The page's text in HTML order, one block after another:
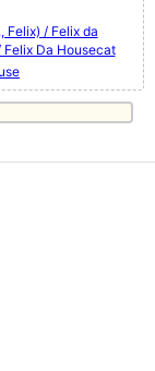
Felix) / Felix da
Da Housecat